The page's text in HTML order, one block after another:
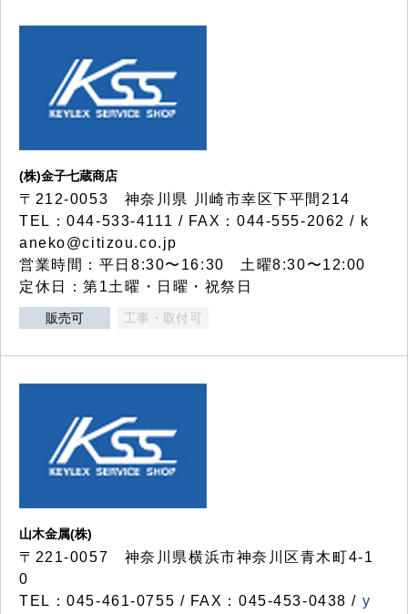
(株)金子七蔵商店
〒212-0053 神奈川県 川崎市幸区下平間214
TEL：044-533-4111 / FAX：044-555-2062 / k
aneko@citizou.co.jp
営業時間：平日8:30〜16:30 土曜8:30〜12:00
定休日：第1土曜・日曜・祝祭日
販売可 工事・取付可
山木金属(株)
〒221-0057 神奈川県横浜市神奈川区青木町4-1
0
TEL：045-461-0755 / FAX：045-453-0438 / y